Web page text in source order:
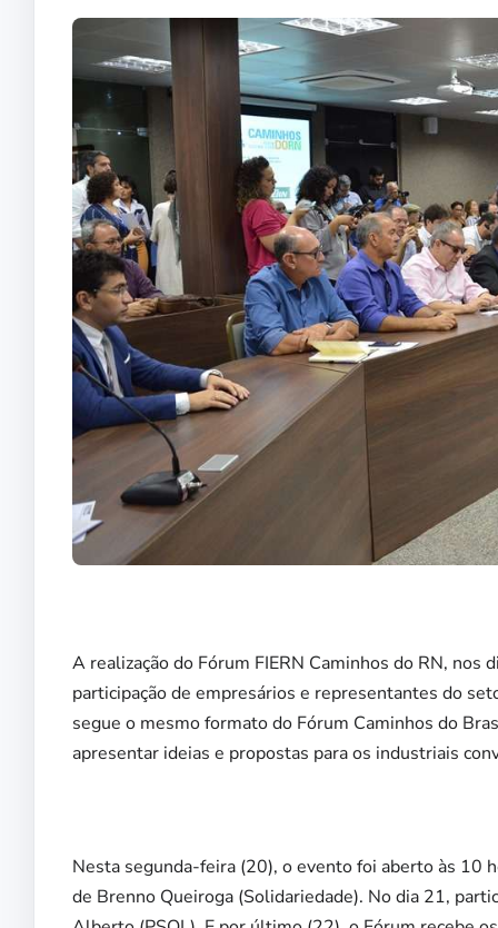
A realização do Fórum FIERN Caminhos do RN,
participação de empresários e representantes do
segue o mesmo formato do Fórum Caminhos do
apresentar ideias e propostas para os industriais
Nesta segunda-feira (20), o evento foi aberto às 10
de Brenno Queiroga (Solidariedade). No dia 21,